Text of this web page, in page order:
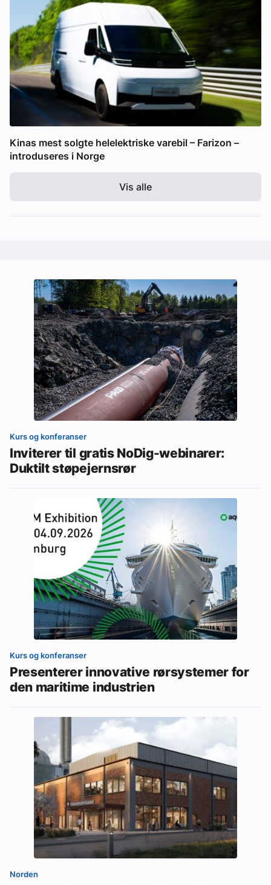
Kinas mest solgte helelektriske varebil – Farizon –
introduseres i Norge
Vis alle
Kurs og konferanser
Inviterer til gratis NoDig-webinarer:
Duktilt støpejernsrør
Kurs og konferanser
Presenterer innovative rørsystemer for
den maritime industrien
Norden